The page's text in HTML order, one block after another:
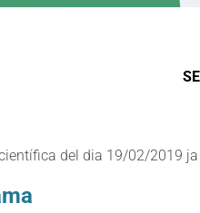
del dia 19/02/2019